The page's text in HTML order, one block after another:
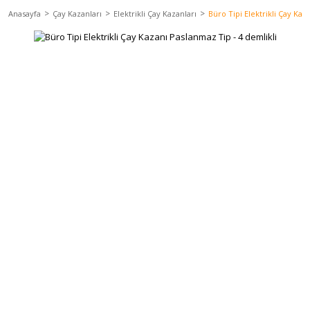
Anasayfa Çay Kazanları Elektrikli Çay Kazanları Büro Tipi Elektrikli Çay